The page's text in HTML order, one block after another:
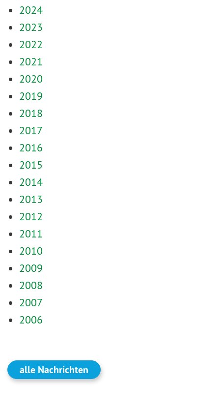
2024
2023
2022
2021
2020
2019
2018
2017
2016
2015
2014
2013
2012
2011
2010
2009
2008
2007
2006
alle Nachrichten